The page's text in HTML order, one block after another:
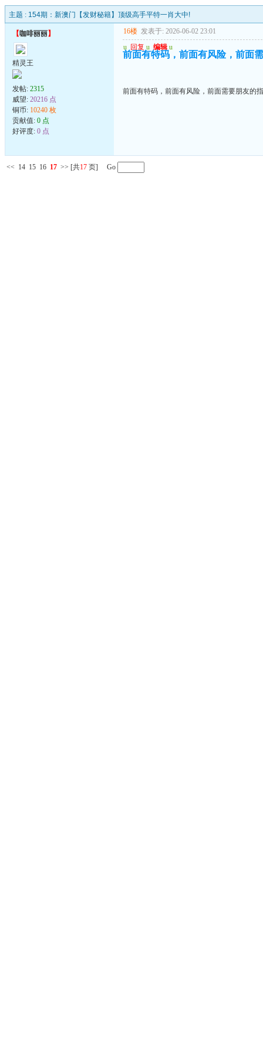
主题 : 154期：新澳门【发财秘籍】顶级高手平特一肖大中!
【咖啡丽丽】
精灵王
发帖: 2315
威望: 20216 点
铜币: 10240 枚
贡献值: 0 点
好评度: 0 点
16楼 发表于: 2026-06-02 23:01
u 回复 u 编辑 u
前面有特码，前面有风险，前面
前面有特码，前面有风险，前面需要朋友的
<< 14 15 16 17 >> [共17 页] Go